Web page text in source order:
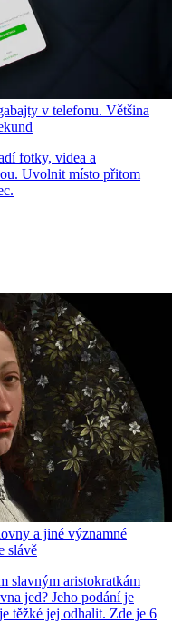
v telefonu. Většina
fotky, videa a
Uvolnit místo přitom
a jiné významné
slávě
slavným aristokratkám
jed? Jeho podání je
těžké jej odhalit. Zde je 6